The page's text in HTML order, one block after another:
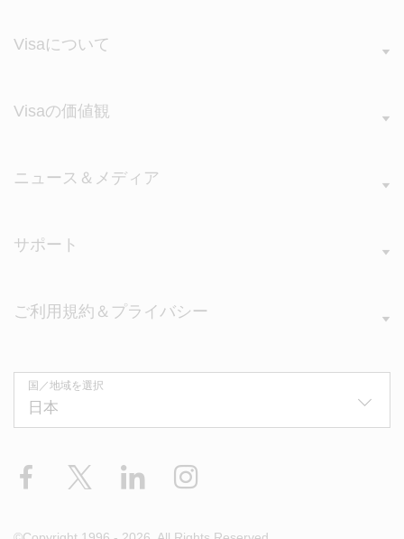
Visaについて
Visaの価値観
ニュース＆メディア
サポート
ご利用規約＆プライバシー
国／地域を選択
Facebook LinkedIn